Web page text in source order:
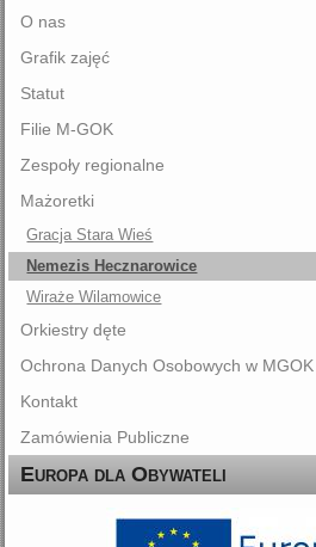
O nas
Grafik zajęć
Statut
Filie M-GOK
Zespoły regionalne
Mażoretki
Gracja Stara Wieś
Nemezis Hecznarowice
Wiraże Wilamowice
Orkiestry dęte
Ochrona Danych Osobowych w MGOK
Kontakt
Zamówienia Publiczne
Europa dla Obywateli